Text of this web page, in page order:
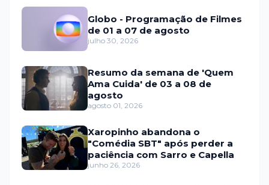
Globo - Programação de Filmes
de 01 a 07 de agosto
julho 30, 2026
Resumo da semana de 'Quem
Ama Cuida' de 03 a 08 de
agosto
agosto 01, 2026
Xaropinho abandona o
"Comédia SBT" após perder a
paciência com Sarro e Capella
junho 26, 2026